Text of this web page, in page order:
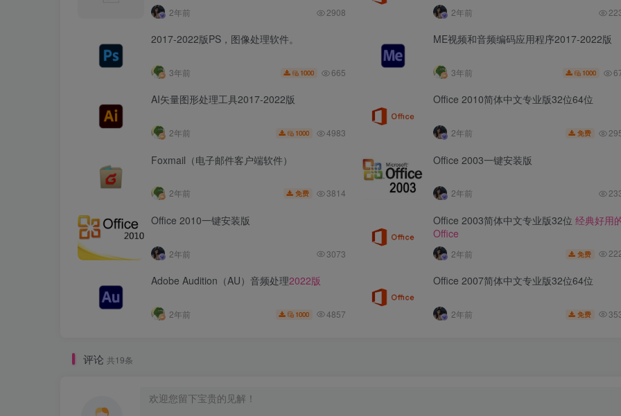
2年前 2908 2年前
2017-2022版PS，图像处理软件。
3年前 1000 665
ME视频和音频编码应用程序2017-2022版
3年前 1000
AI矢量图形处理工具2017-2022版
2年前 1000 4983
Office 2010简体中文专业版32位64位
2年前 免费
Foxmail（电子邮件客户端软件）
2年前 免费 3814
Office 2003一键安装版
2年前
Office 2010一键安装版
2年前 3073
Office 2003简体中文专业版32位 经典好用
Office
2年前 免费
Adobe Audition（AU）音频处理2022版
2年前 1000 4857
Office 2007简体中文专业版32位64位
2年前 免费
评论 共19条